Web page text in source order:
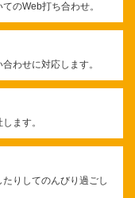
のWeb打ち合わせ。
わせに対応します。
ます。
りしてのんびり過ごし